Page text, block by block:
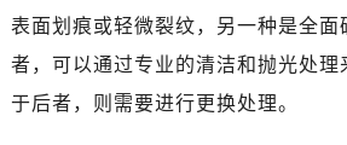
表面划痕或轻微裂纹，另一种是全面
者，可以通过专业的清洁和抛光处理
于后者，则需要进行更换处理。